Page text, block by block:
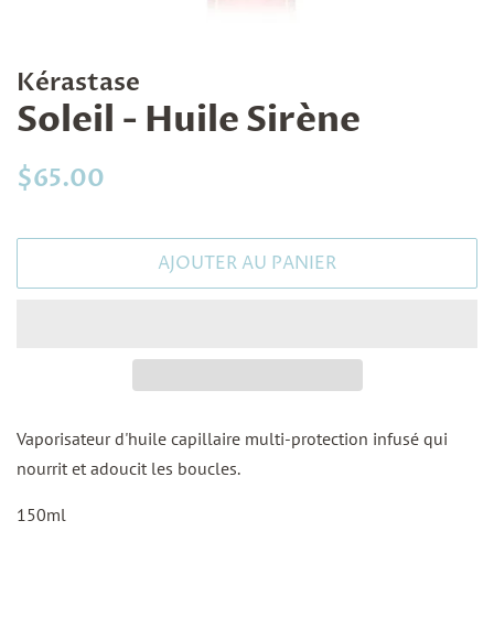
Kérastase
Soleil - Huile Sirène
Prix
$65.00
AJOUTER AU PANIER
Vaporisateur d'huile capillaire multi-protection infusé qui
nourrit et adoucit les boucles.
150ml